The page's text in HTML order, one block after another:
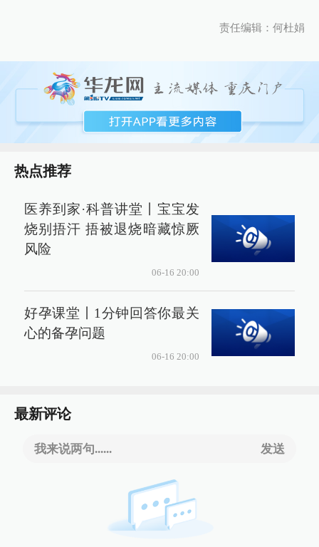
责任编辑：何杜娟
热点推荐
医养到家·科普讲堂丨宝宝发
烧别捂汗 捂被退烧暗藏惊厥
风险
06-16 20:00
好孕课堂丨1分钟回答你最关
心的备孕问题
06-16 20:00
最新评论
我来说两句...... 发送